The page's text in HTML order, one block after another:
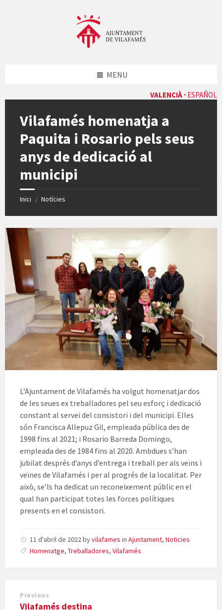
VALENCIÀ ESPAÑOL
MENU
Vilafamés homenatja a
Paquita i Rosario pels seus
anys de dedicació al
municipi
Inici / Notícies
L’Ajuntament de Vilafamés ha volgut homenatjar dos
de les seues ex treballadores pel seu esforç i dedicació
constant al servei del consistori i del municipi. Elles
són Francisca Allepuz Gil, empleada pública des de
1998 fins al 2021; i Rosario Barreda Domingo,
empleada des de 1984 fins al 2020. Ambdues s’han
jubilat després d’anys d’entrega i treball per als veïns i
veïnes de Vilafamés i per al progrés de la localitat. Per
això, se’ls ha dedicat un reconeixement públic en el
qual han participat totes les forces polítiques
presents en el consistori.
11 d'abril de 2022byvilafames in Ajuntament, Noticies
Homenatge, Treballadores, Vilafamés
Previous
Vilafamés destina